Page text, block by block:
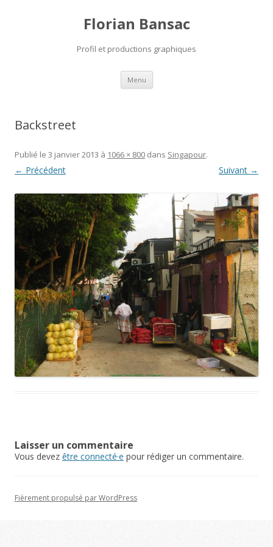
Florian Bansac
Profil et productions graphiques
Menu Aller
contenu
Backstreet
Publié le 3 janvier 2013 à 1066 × 800 dans Singapour.
← Précédent Suivant →
Laisser un commentaire
Vous devez être connecté·e pour rédiger un commentaire.
Fièrement propulsé par WordPress